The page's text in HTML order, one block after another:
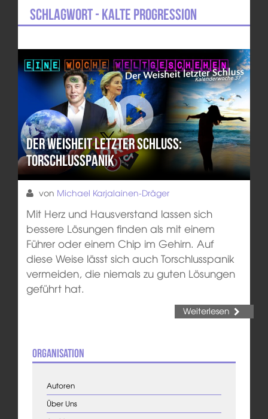
Schlagwort - kalte Progression
Der Weisheit letzter Schluss:
Torschlusspanik
von Michael Karjalainen-Dräger
Mit Herz und Hausverstand lassen sich
bessere Lösungen finden als mit einem
Führer oder einem Chip im Gehirn. Auf
diese Weise lässt sich auch Torschlusspanik
vermeiden, die niemals zu guten Lösungen
geführt hat.
Weiterlesen
Organisation
Autoren
Über Uns